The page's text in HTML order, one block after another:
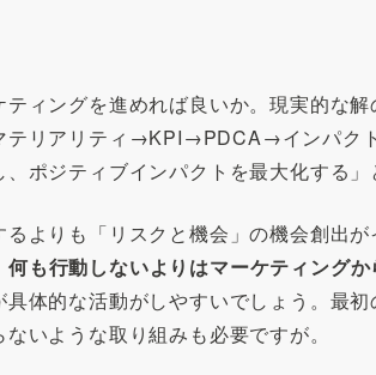
ィングを進めれば良いか。現実的な
リアリティ→KPI→PDCA→インパク
ポジティブインパクトを最大化する
よりも「リスクと機会」の機会創出
何も行動しないよりはマーケティング
体的な活動がしやすいでしょう。最
いような取り組みも必要ですが。